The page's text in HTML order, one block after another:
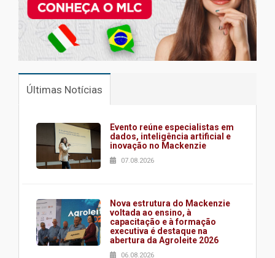
Últimas Notícias
Evento reúne especialistas em
dados, inteligência artificial e
inovação no Mackenzie
07.08.2026
Nova estrutura do Mackenzie
voltada ao ensino, à
capacitação e à formação
executiva é destaque na
abertura da Agroleite 2026
06.08.2026